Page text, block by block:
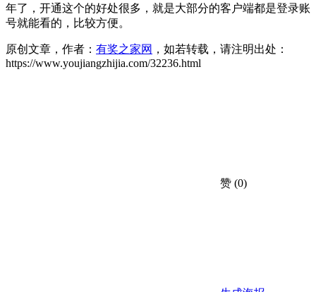
年了，开通这个的好处很多，就是大部分的客户端都是登录账
号就能看的，比较方便。
原创文章，作者： 有奖之家网 ，如若转载，请注明出处：
https://www.youjiangzhijia.com/32236.html
赞 (0)